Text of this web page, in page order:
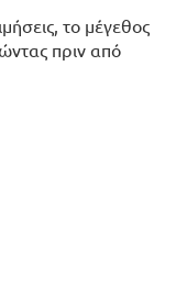
το μέγεθος
πριν από